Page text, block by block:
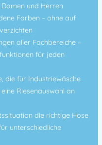
und Herren
Farben – ohne auf
aller Fachbereiche –
für jeden
die für Industriewäsche
Riesenauswahl an
die richtige Hose
unterschiedliche